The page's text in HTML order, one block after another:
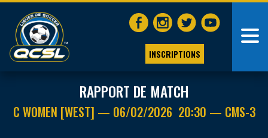
INSCRIPTIONS
RAPPORT DE MATCH
C WOMEN [WEST] — 06/02/2026 20:30 — CMS-3